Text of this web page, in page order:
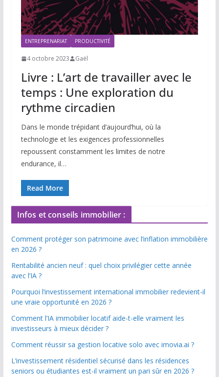
ENTREPRENARIAT PRODUCTIVITÉ
4 octobre 2023 Gaël
Livre : L’art de travailler avec le
temps : Une exploration du
rythme circadien
Dans le monde trépidant d’aujourd’hui, où la
technologie et les exigences professionnelles
repoussent constamment les limites de notre
endurance, il…
Read More
Infos et conseils immobilier :
Comment protéger son patrimoine avec l’inflation immobilière
en 2026 ?
Rentabilité ancien neuf : quel choix privilégier cette année
avec l’IA ?
Pourquoi l’investissement international immobilier redevient-il
une vraie opportunité en 2026 ?
Comment l’IA immobilier locatif aide-t-elle vraiment les
investisseurs à mieux décider ?
Comment réussir sa gestion locative solo avec imovia.ai ?
L’investissement résidentiel sécurisé dans les résidences
seniors ou étudiantes est-il vraiment un pari sûr en 2026 ?